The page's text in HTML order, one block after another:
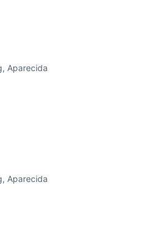
Aparecida
Aparecida